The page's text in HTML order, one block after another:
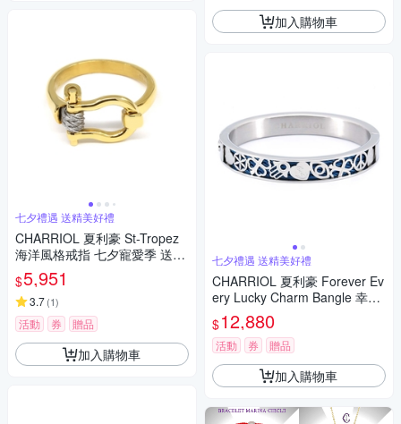
七夕禮遇 送精美好禮
CHARRIOL 夏利豪 St-Tropez
海洋風格戒指 七夕寵愛季 送禮
推薦
$5,951
3.7(1)
活動 券 贈品
加入購物車
加入購物車
七夕禮遇 送精美好禮
CHARRIOL 夏利豪 Forever Ev
ery Lucky Charm Bangle 幸運
符號鋼索手環 七夕寵愛季 送禮
推薦
$12,880
活動 券 贈品
加入購物車